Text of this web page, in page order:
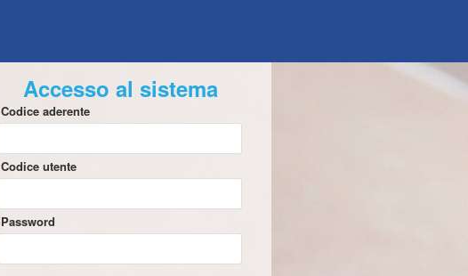
Accesso al sistema
Codice aderente
Codice utente
Password